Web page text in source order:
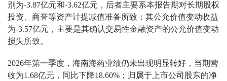
别为-3.87亿元和-3.62亿元，后者主要系本报告期对长期股权
投资、商誉等资产计提减值准备所致；其公允价值变动收益
为-3.57亿元，主要是其确认交易性金融资产的公允价值变动
损失所致。
2026年第一季度，海南海药业绩仍未出现明显转好，当期营
收为1.68亿元，同比下降18.60%；归属于上市公司股东的净